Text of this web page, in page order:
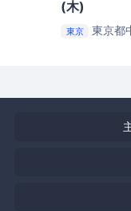
(木)
東京 東京都